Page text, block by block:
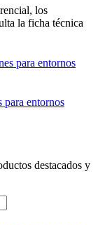
los
la ficha técnica
para entornos
destacados y